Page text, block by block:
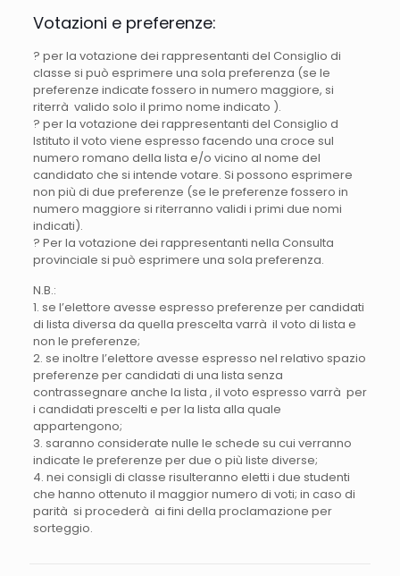
Votazioni e preferenze:
? per la votazione dei rappresentanti del Consiglio di
classe si può esprimere una sola preferenza (se le
preferenze indicate fossero in numero maggiore, si
riterrà valido solo il primo nome indicato ).
? per la votazione dei rappresentanti del Consiglio d
Istituto il voto viene espresso facendo una croce sul
numero romano della lista e/o vicino al nome del
candidato che si intende votare. Si possono esprimere
non più di due preferenze (se le preferenze fossero in
numero maggiore si riterranno validi i primi due nomi
indicati).
? Per la votazione dei rappresentanti nella Consulta
provinciale si può esprimere una sola preferenza.
N.B.:
1. se l’elettore avesse espresso preferenze per candidati
di lista diversa da quella prescelta varrà il voto di lista e
non le preferenze;
2. se inoltre l’elettore avesse espresso nel relativo spazio
preferenze per candidati di una lista senza
contrassegnare anche la lista , il voto espresso varrà per
i candidati prescelti e per la lista alla quale
appartengono;
3. saranno considerate nulle le schede su cui verranno
indicate le preferenze per due o più liste diverse;
4. nei consigli di classe risulteranno eletti i due studenti
che hanno ottenuto il maggior numero di voti; in caso di
parità si procederà ai fini della proclamazione per
sorteggio.